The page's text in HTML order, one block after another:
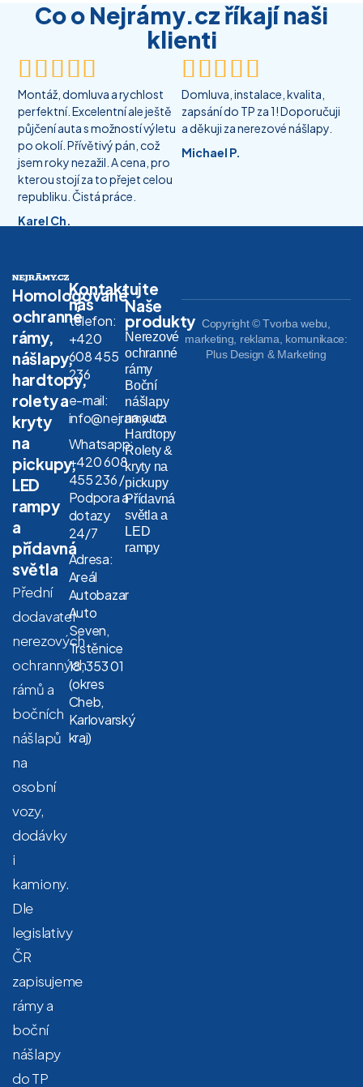
Co o Nejrámy.cz říkají naši
klienti

Montáž, domluva a rychlost
perfektní. Excelentní ale ještě
půjčení auta s možností výletu
po okolí. Přívětivý pán, což
jsem roky nezažil. A cena, pro
kterou stojí za to přejet celou
republiku. Čistá práce.
Karel Ch.

Domluva, instalace, kvalita,
zapsání do TP za 1! Doporučuji
a děkuji za nerezové nášlapy.
Michael P.
Homologované
ochranné
rámy,
nášlapy,
hardtopy,
rolety a
kryty
na
pickupy,
LED
rampy
a
přídavná
světla
Přední
dodavatel
nerezových
ochranných
rámů a
bočních
nášlapů
na
osobní
vozy,
dodávky
i
kamiony.
Dle
legislativy
ČR
zapisujeme
rámy a
boční
nášlapy
do TP
Kontaktujte
nás
telefon:
+420
608 455
236
e-mail:
info@nejramy.cz
Whatsapp:
+420 608
455 236 /
Podpora a
dotazy
24/7
Adresa:
Areál
Autobazar
Auto
Seven,
Trstěnice
18, 353 01
(okres
Cheb,
Karlovarský
kraj)
Naše
produkty
Nerezové
ochranné
rámy
Boční
nášlapy
na auta
Hardtopy
Rolety &
kryty na
pickupy
Přídavná
světla a
LED
rampy
Copyright © Tvorba webu,
marketing, reklama, komunikace:
Plus Design & Marketing